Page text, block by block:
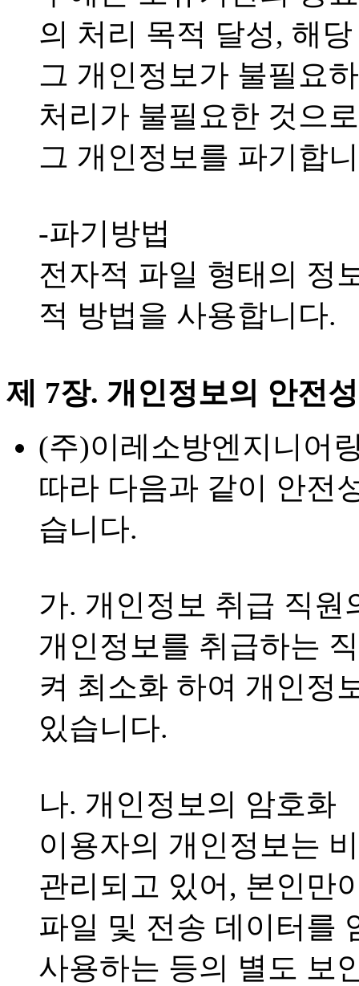
의 처리 목적 달성, 해
그 개인정보가 불필요
처리가 불필요한 것으
그 개인정보를 파기합
-파기방법
전자적 파일 형태의 정
적 방법을 사용합니다.
제 7장. 개인정보의 안전
(주)이레소방엔지니어
따라 다음과 같이 안전
습니다.
가. 개인정보 취급 직원
개인정보를 취급하는
켜 최소화 하여 개인정
있습니다.
나. 개인정보의 암호화
이용자의 개인정보는
관리되고 있어, 본인만
파일 및 전송 데이터를
사용하는 등의 별도 보